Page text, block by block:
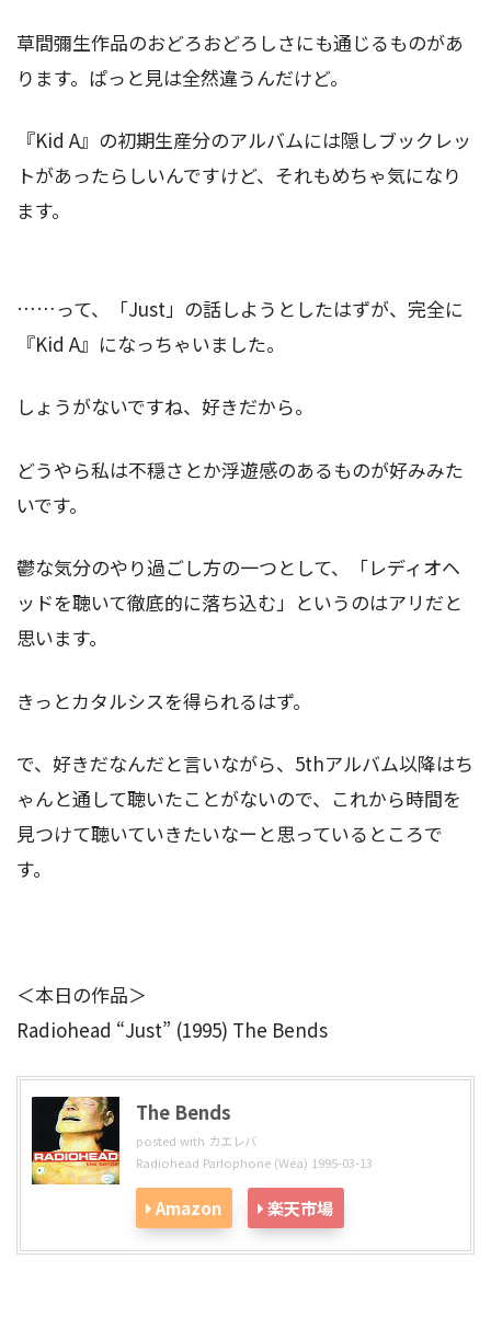
草間彌生作品のおどろおどろしさにも通じるものがあ
ります。ぱっと見は全然違うんだけど。
『Kid A』の初期生産分のアルバムには隠しブックレッ
トがあったらしいんですけど、それもめちゃ気になり
ます。
……って、「Just」の話しようとしたはずが、完全に
『Kid A』になっちゃいました。
しょうがないですね、好きだから。
どうやら私は不穏さとか浮遊感のあるものが好みみた
いです。
鬱な気分のやり過ごし方の一つとして、「レディオヘ
ッドを聴いて徹底的に落ち込む」というのはアリだと
思います。
きっとカタルシスを得られるはず。
で、好きだなんだと言いながら、5thアルバム以降はち
ゃんと通して聴いたことがないので、これから時間を
見つけて聴いていきたいなーと思っているところで
す。
＜本日の作品＞
Radiohead “Just” (1995) The Bends
The Bends
posted with カエレバ
Radiohead Parlophone (Wea) 1995-03-13
Amazon 楽天市場